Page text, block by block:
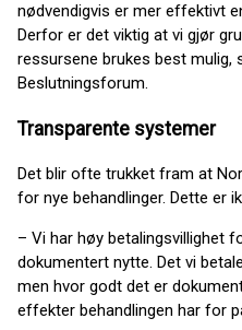
nødvendigvis er mer effektivt
Derfor er det viktig at vi gjør
ressursene brukes best mulig,
Beslutningsforum.
Transparente systemer
Det blir ofte trukket fram at
for nye behandlinger. Dette er
– Vi har høy betalingsvillighet
dokumentert nytte. Det vi
men hvor godt det er
effekter behandlingen har for